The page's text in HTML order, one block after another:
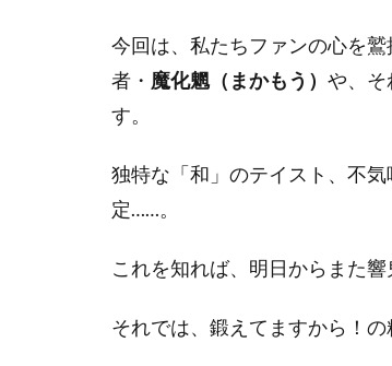
今回は、私たちファンの心を
者・ 魔化魍（まかもう） や、そ
す。
独特な「和」のテイスト、不
定……。
これを知れば、明日からまた
それでは、鍛えてますから！